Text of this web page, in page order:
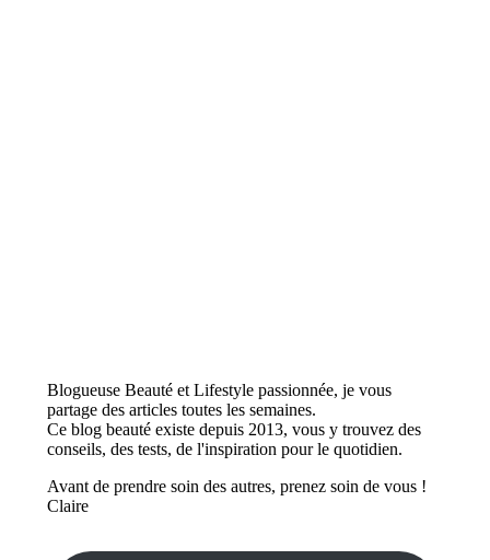
Blogueuse Beauté et Lifestyle passionnée, je vous
partage des articles toutes les semaines.
Ce blog beauté existe depuis 2013, vous y trouvez des
conseils, des tests, de l'inspiration pour le quotidien.
Avant de prendre soin des autres, prenez soin de vous !
Claire